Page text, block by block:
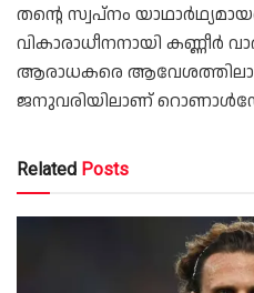
തന്റെ സ്വപ്നം
വികാരാധീനനായി കണ്ണീർ
ആരാധകരെ
ജനുവരിയിലാണ്
Related Posts